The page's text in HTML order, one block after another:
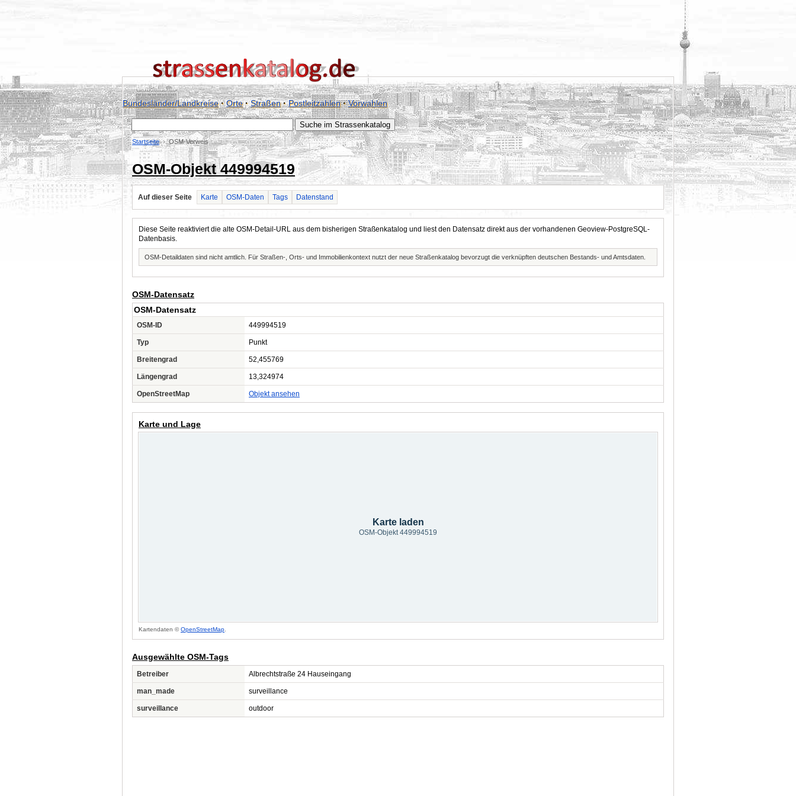
Bundesländer/Landkreise·Orte·Straßen·Postleitzahlen·Vorwahlen
Startseite OSM-Verweis
OSM-Objekt 449994519
Auf dieser Seite Karte OSM-Daten Tags Datenstand
Diese Seite reaktiviert die alte OSM-Detail-URL aus dem bisherigen Straßenkatalog und liest den Datensatz direkt aus der vorhandenen Geoview-PostgreSQL-
Datenbasis.
OSM-Detaildaten sind nicht amtlich. Für Straßen-, Orts- und Immobilienkontext nutzt der neue Straßenkatalog bevorzugt die verknüpften deutschen Bestands- und Amtsdaten.
OSM-Datensatz
OSM-Datensatz
OSM-ID 449994519
Typ Punkt
Breitengrad 52,455769
Längengrad 13,324974
OpenStreetMap Objekt ansehen
Karte und Lage
Karte laden
OSM-Objekt 449994519
Kartendaten ©OpenStreetMap
Ausgewählte OSM-Tags
Betreiber Albrechtstraße 24 Hauseingang
man_made surveillance
surveillance outdoor